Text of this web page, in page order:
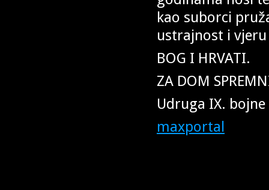
kao suborci
ustrajnost i
BOG I HRVATI.
ZA DOM
Udruga IX. bojne
maxportal